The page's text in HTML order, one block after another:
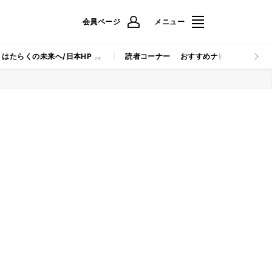
会員ページ メニュー
はたらくの未来へ/日本HP 読者コーナー おすすめナビ マイナビ